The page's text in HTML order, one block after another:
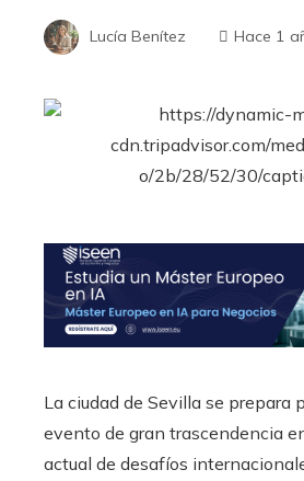
Lucía Benítez Hace 1
La ciudad de Sevilla se prepara
evento de gran trascendencia
actual de desafíos